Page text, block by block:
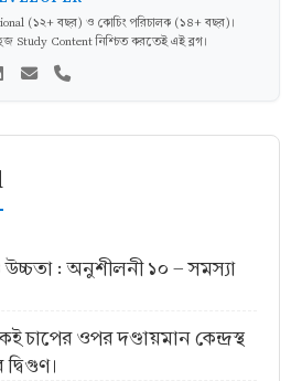
(১২+ বছর) ও কোচিং পরিচালক (১৪+ বছর)।
Study Content নিশ্চিত করতেই এই ব্লগ।
: অনুশীলনী ১০ - সমস্যা
চাপের ওপর দণ্ডায়মান কেন্দ্রস্থ